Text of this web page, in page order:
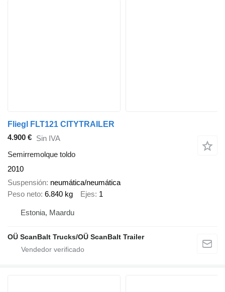
Fliegl FLT121 CITYTRAILER
4.900 € Sin IVA
Semirremolque toldo
2010
Suspensión neumática/neumática
Peso neto 6.840 kg Ejes 1
Estonia, Maardu
OÜ ScanBalt Trucks/OÜ ScanBalt Trailer